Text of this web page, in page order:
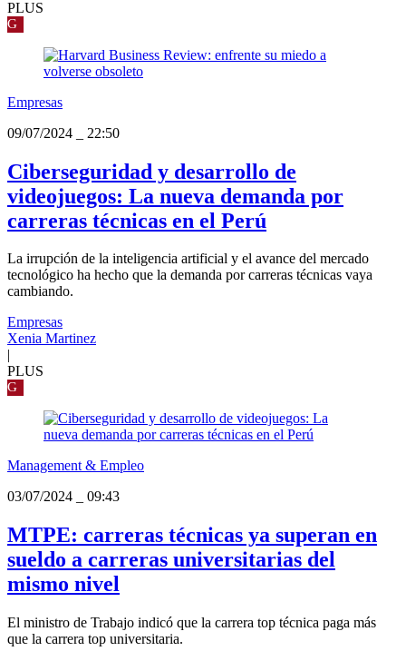
PLUS
G
Empresas
09/07/2024
22:50
Ciberseguridad y desarrollo de
videojuegos: La nueva demanda por
carreras técnicas en el Perú
La irrupción de la inteligencia artificial y el avance del mercado
tecnológico ha hecho que la demanda por carreras técnicas vaya
cambiando.
Empresas
Xenia Martinez
|
PLUS
G
Management & Empleo
03/07/2024
09:43
MTPE: carreras técnicas ya superan en
sueldo a carreras universitarias del
mismo nivel
El ministro de Trabajo indicó que la carrera top técnica paga más
que la carrera top universitaria.